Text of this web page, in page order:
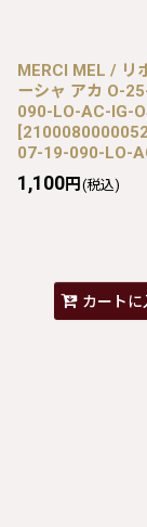
MERCI MEL / リ
ーシャ アカ O-
090-LO-AC-IG-
[
07-19-090-LO-
1,100円 (税込)
カートに